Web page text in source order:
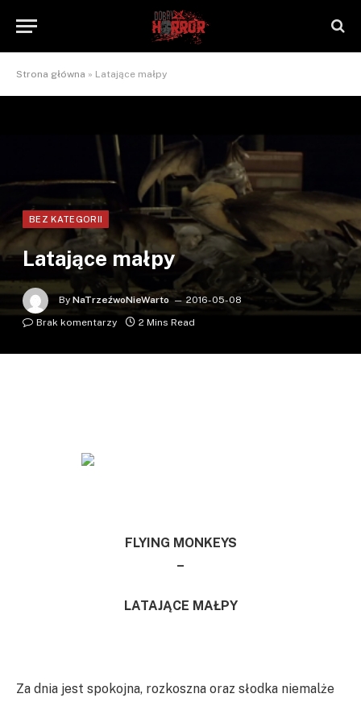
Strona główna » Latające małpy
BEZ KATEGORII
Latające małpy
By NaTrzeźwoNieWarto
2016-05-08
Brak komentarzy
2 Mins Read
FLYING MONKEYS
–
LATAJĄCE MAŁPY
Za dnia jest spokojna, rozkoszna oraz słodka niemalże